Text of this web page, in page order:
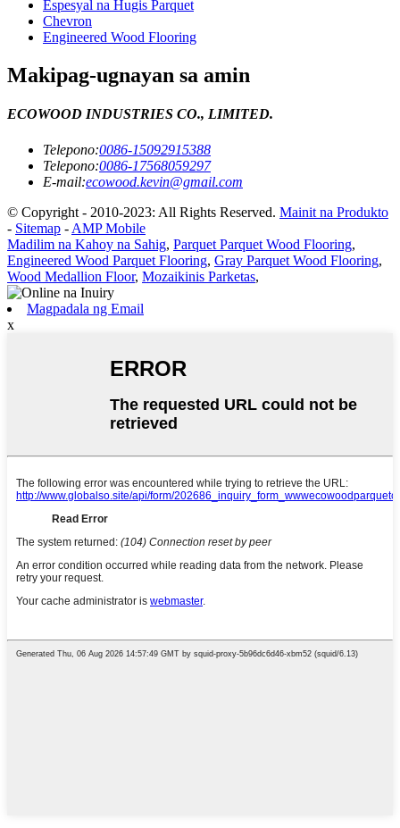
Espesyal na Hugis Parquet
Chevron
Engineered Wood Flooring
Makipag-ugnayan sa amin
ECOWOOD INDUSTRIES CO., LIMITED.
Telepono:0086-15092915388
Telepono:0086-17568059297
E-mail:ecowood.kevin@gmail.com
© Copyright - 2010-2023: All Rights Reserved. Mainit na Produkto
- Sitemap - AMP Mobile
Madilim na Kahoy na Sahig, Parquet Parquet Wood Flooring,
Engineered Wood Parquet Flooring, Gray Parquet Wood Flooring,
Wood Medallion Floor, Mozaikinis Parketas,
Magpadala ng Email
x